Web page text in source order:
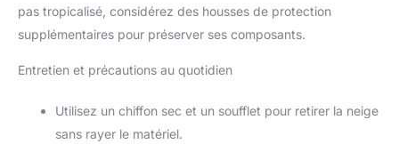
pas tropicalisé, considérez des housses de protection
supplémentaires pour préserver ses composants.
Entretien et précautions au quotidien
Utilisez un chiffon sec et un soufflet pour retirer la neige
sans rayer le matériel.